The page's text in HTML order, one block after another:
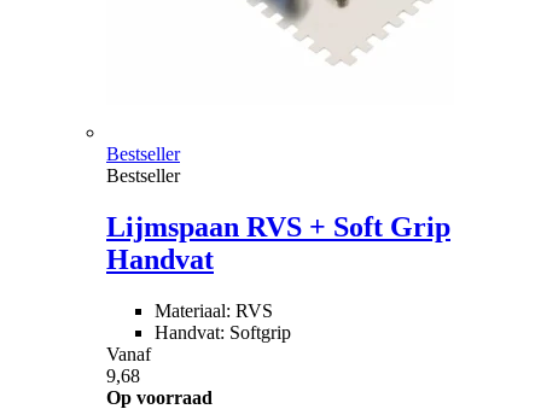
Bestseller
Bestseller
Lijmspaan RVS + Soft Grip
Handvat
Materiaal: RVS
Handvat: Softgrip
Vanaf
9,68
Op voorraad